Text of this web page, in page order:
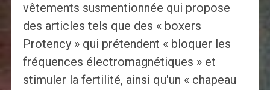
vêtements susmentionnée qui propose
des articles tels que des « boxers
Protency » qui prétendent « bloquer les
fréquences électromagnétiques » et
stimuler la fertilité, ainsi qu'un « chapeau